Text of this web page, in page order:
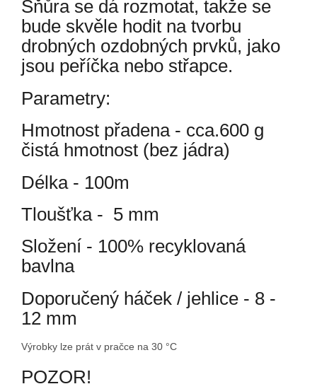
Šňůra se dá rozmotat, takže se
bude skvěle hodit na tvorbu
drobných ozdobných prvků, jako
jsou peříčka nebo střapce.
Parametry:
Hmotnost přadena - cca.600 g
čistá hmotnost (bez jádra)
Délka - 100m
Tloušťka - 5 mm
Složení - 100% recyklovaná
bavlna
Doporučený háček / jehlice - 8 -
12 mm
Výrobky lze prát v pračce na 30 °C
POZOR!